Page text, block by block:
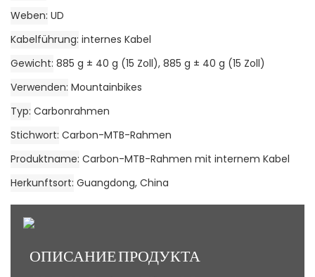
Weben UD
Kabelführung internes Kabel
Gewicht 885 g ± 40 g (15 Zoll), 885 g ± 40 g (15 Zoll)
Verwenden Mountainbikes
Typ Carbonrahmen
Stichwort Carbon-MTB-Rahmen
Produktname Carbon-MTB-Rahmen mit internem Kabel
Herkunftsort Guangdong, China
ОПИСАНИЕ ПРОДУКТА